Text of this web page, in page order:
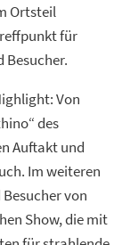
Ortsteil
für
Besucher.
Von
des
Auftakt und
Im weiteren
von
Show, die mit